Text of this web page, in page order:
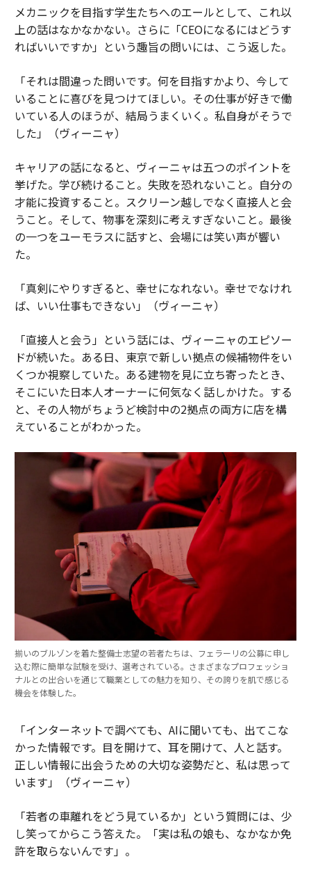
メカニックを目指す学生たちへのエールとして、これ以
上の話はなかなかない。さらに「CEOになるにはどうす
ればいいですか」という趣旨の問いには、こう返した。
「それは間違った問いです。何を目指すかより、今して
いることに喜びを見つけてほしい。その仕事が好きで働
いている人のほうが、結局うまくいく。私自身がそうで
した」（ヴィーニャ）
キャリアの話になると、ヴィーニャは五つのポイントを
挙げた。学び続けること。失敗を恐れないこと。自分の
才能に投資すること。スクリーン越しでなく直接人と会
うこと。そして、物事を深刻に考えすぎないこと。最後
の一つをユーモラスに話すと、会場には笑い声が響い
た。
「真剣にやりすぎると、幸せになれない。幸せでなけれ
ば、いい仕事もできない」（ヴィーニャ）
「直接人と会う」という話には、ヴィーニャのエピソー
ドが続いた。ある日、東京で新しい拠点の候補物件をい
くつか視察していた。ある建物を見に立ち寄ったとき、
そこにいた日本人オーナーに何気なく話しかけた。する
と、その人物がちょうど検討中の2拠点の両方に店を構
えていることがわかった。
揃いのブルゾンを着た整備士志望の若者たちは、フェラーリの公募に申し
込む際に簡単な試験を受け、選考されている。さまざまなプロフェッショ
ナルとの出合いを通じて職業としての魅力を知り、その誇りを肌で感じる
機会を体験した。
「インターネットで調べても、AIに聞いても、出てこな
かった情報です。目を開けて、耳を開けて、人と話す。
正しい情報に出会うための大切な姿勢だと、私は思って
います」（ヴィーニャ）
「若者の車離れをどう見ているか」という質問には、少
し笑ってからこう答えた。「実は私の娘も、なかなか免
許を取らないんです」。